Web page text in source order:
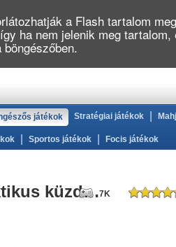
játékok Stratégiai játékok
Sportos játékok Focis játékok
DarkOrbit - Galaktikus küzdelem7K
a Flash tartalom
ha nem jelenik meg